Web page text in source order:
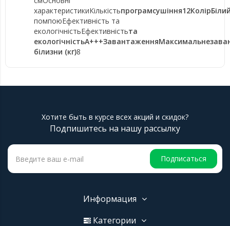
характеристикиКількість
помпоюЕфективність та
екологічністьЕфективністьта
білизни (кг)8
Хотите быть в курсе всех акций и скидок?
Подпишитесь на нашу рассылку
Подписаться
Информация
Категории